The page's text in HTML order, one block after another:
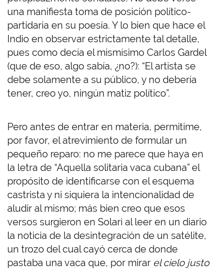
una manifiesta toma de posición político-
partidaria en su poesía. Y lo bien que hace el
Indio en observar estrictamente tal detalle,
pues como decía el mismísimo Carlos Gardel
(que de eso, algo sabía, ¿no?): “El artista se
debe solamente a su público, y no debería
tener, creo yo, ningún matiz político”.
Pero antes de entrar en materia, permitime,
por favor, el atrevimiento de formular un
pequeño reparo: no me parece que haya en
la letra de “Aquella solitaria vaca cubana” el
propósito de identificarse con el esquema
castrista y ni siquiera la intencionalidad de
aludir al mismo; más bien creo que esos
versos surgieron en Solari al leer en un diario
la noticia de la desintegración de un satélite,
un trozo del cual cayó cerca de donde
pastaba una vaca que, por mirar el cielo justo